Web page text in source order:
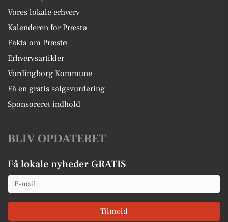
Vores lokale erhverv
Kalenderen for Præstø
Fakta om Præstø
Erhvervsartikler
Vordingborg Kommune
Få en gratis salgsvurdering
Sponsoreret indhold
BLIV OPDATERET
Få lokale nyheder GRATIS
Email
Tilmeld